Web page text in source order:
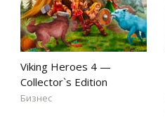
Viking Heroes 4 —
Collector`s Edition
Бизнес